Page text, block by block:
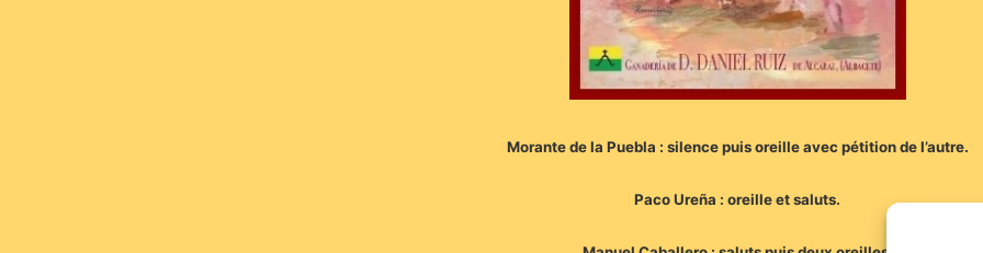
Morante de la Puebla : silence puis oreille avec pétition de l’autre.
Paco Ureña : oreille et saluts.